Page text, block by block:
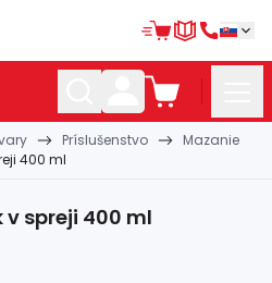
Príslušenstvo
Mazanie
400 ml
v spreji 400 ml